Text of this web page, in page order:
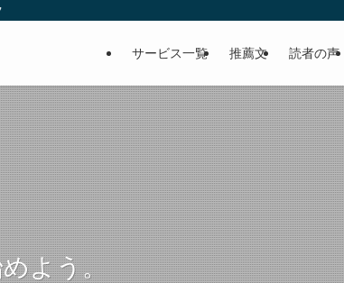
は、心温まる濃厚な話とクスッと笑える軽やかな話を「情報
サービス一覧 推薦文 読者の声
よう。